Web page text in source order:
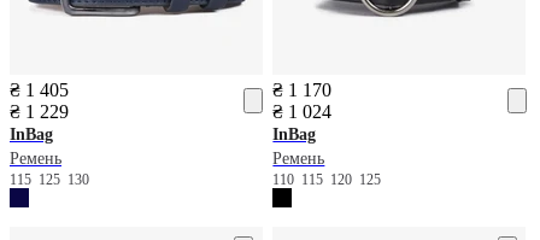
₴ 1 405
₴ 1 229
InBag
Ремень
115 125 130
₴ 1 170
₴ 1 024
InBag
Ремень
110 115 120 125